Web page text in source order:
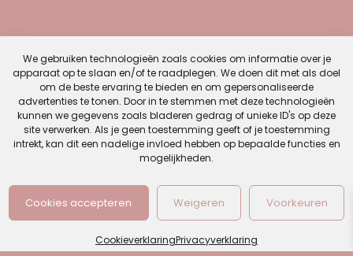
We gebruiken technologieën zoals cookies om informatie over je
apparaat op te slaan en/of te raadplegen. We doen dit met als doel
om de beste ervaring te bieden en om gepersonaliseerde
advertenties te tonen. Door in te stemmen met deze technologieën
kunnen we gegevens zoals bladeren gedrag of unieke ID's op deze
site verwerken. Als je geen toestemming geeft of je toestemming
intrekt, kan dit een nadelige invloed hebben op bepaalde functies en
mogelijkheden.
Cookies accepteren Weigeren Voorkeuren
CookieverklaringPrivacyverklaring